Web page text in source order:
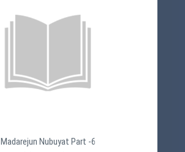
Madarejun Nubuyat Part -6